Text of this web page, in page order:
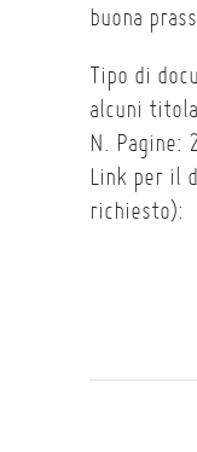
buona
Tipo di
alcuni
N. Pagine: 2
Link per il
richiesto):